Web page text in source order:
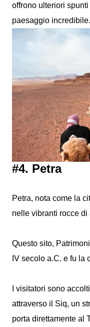
offrono ulteriori
paesaggio incredibile.
#4. Petra
Petra, nota come la
nelle vibranti rocce
Questo sito,
IV secolo a.C. e fu la
I visitatori sono
attraverso il Siq, un
porta direttamente al